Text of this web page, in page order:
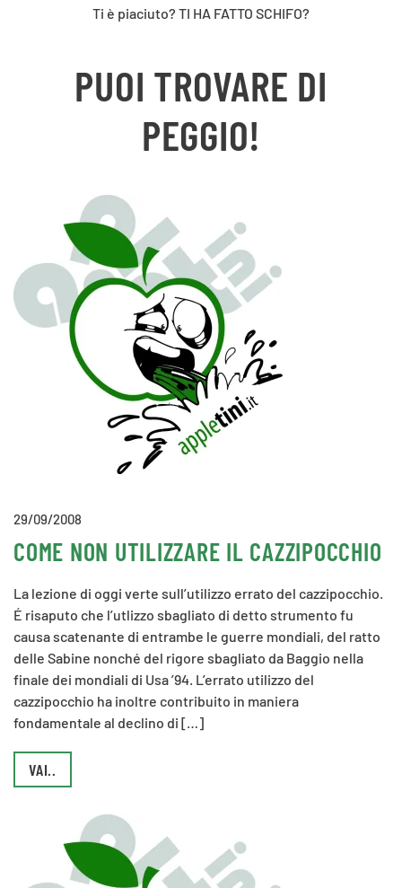
Ti è piaciuto? TI HA FATTO SCHIFO?
PUOI TROVARE DI
PEGGIO!
29/09/2008
COME NON UTILIZZARE IL CAZZIPOCCHIO
La lezione di oggi verte sull’utilizzo errato del cazzipocchio.
É risaputo che l’utlizzo sbagliato di detto strumento fu
causa scatenante di entrambe le guerre mondiali, del ratto
delle Sabine nonché del rigore sbagliato da Baggio nella
finale dei mondiali di Usa ’94. L’errato utilizzo del
cazzipocchio ha inoltre contribuito in maniera
fondamentale al declino di […]
VAI..